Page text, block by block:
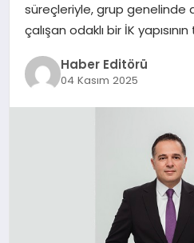
süreçleriyle, grup genelinde
çalışan odaklı bir İK
Haber Editörü
04 Kasım 2025